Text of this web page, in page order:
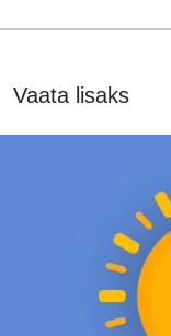
Vaata lisaks